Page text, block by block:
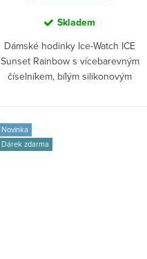
Skladem
Dámské hodinky Ice-Watch ICE
Sunset Rainbow s vícebarevným
číselníkem, bílým silikonovým
Novinka
Dárek zdarma